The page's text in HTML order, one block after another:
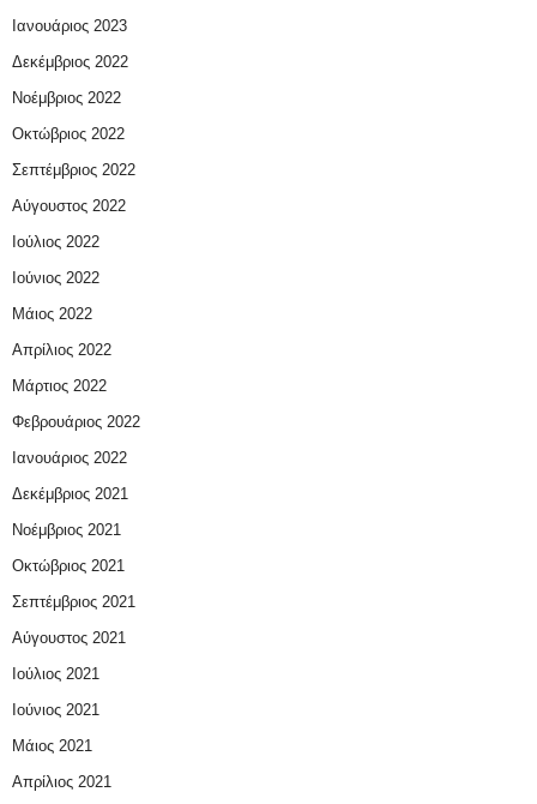
Ιανουάριος 2023
Δεκέμβριος 2022
Νοέμβριος 2022
Οκτώβριος 2022
Σεπτέμβριος 2022
Αύγουστος 2022
Ιούλιος 2022
Ιούνιος 2022
Μάιος 2022
Απρίλιος 2022
Μάρτιος 2022
Φεβρουάριος 2022
Ιανουάριος 2022
Δεκέμβριος 2021
Νοέμβριος 2021
Οκτώβριος 2021
Σεπτέμβριος 2021
Αύγουστος 2021
Ιούλιος 2021
Ιούνιος 2021
Μάιος 2021
Απρίλιος 2021